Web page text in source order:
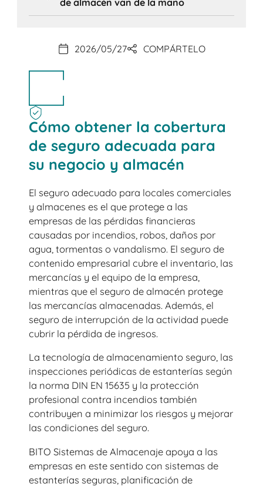
2026/05/27 COMPÁRTELO
Cómo obtener la cobertura
de seguro adecuada para
su negocio y almacén
El seguro adecuado para locales comerciales
y almacenes es el que protege a las
empresas de las pérdidas financieras
causadas por incendios, robos, daños por
agua, tormentas o vandalismo. El seguro de
contenido empresarial cubre el inventario, las
mercancías y el equipo de la empresa,
mientras que el seguro de almacén protege
las mercancías almacenadas. Además, el
seguro de interrupción de la actividad puede
cubrir la pérdida de ingresos.
La tecnología de almacenamiento seguro, las
inspecciones periódicas de estanterías según
la norma DIN EN 15635 y la protección
profesional contra incendios también
contribuyen a minimizar los riesgos y mejorar
las condiciones del seguro.
BITO Sistemas de Almacenaje apoya a las
empresas en este sentido con sistemas de
estanterías seguras, planificación de